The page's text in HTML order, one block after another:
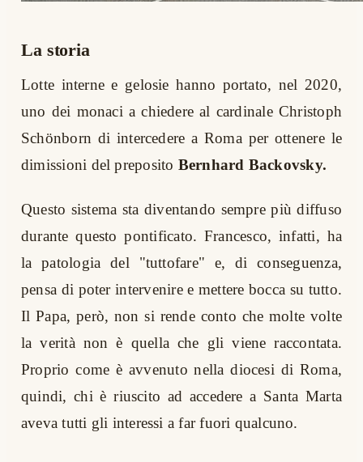
La storia
Lotte interne e gelosie hanno portato, nel 2020,
uno dei monaci a chiedere al cardinale Christoph
Schönborn di intercedere a Roma per ottenere le
dimissioni del preposito Bernhard Backovsky.
Questo sistema sta diventando sempre più diffuso
durante questo pontificato. Francesco, infatti, ha
la patologia del "tuttofare" e, di conseguenza,
pensa di poter intervenire e mettere bocca su tutto.
Il Papa, però, non si rende conto che molte volte
la verità non è quella che gli viene raccontata.
Proprio come è avvenuto nella diocesi di Roma,
quindi, chi è riuscito ad accedere a Santa Marta
aveva tutti gli interessi a far fuori qualcuno.